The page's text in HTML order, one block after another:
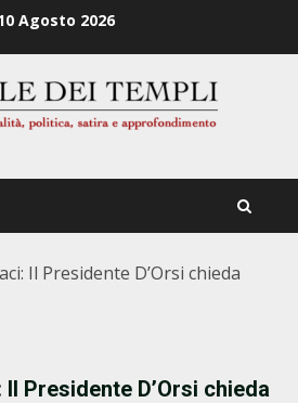
Agosto 2026
Il Presidente D’Orsi chieda
Presidente D’Orsi chieda